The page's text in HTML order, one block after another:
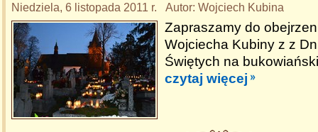
Niedziela, 6 listopada 2011 r. Autor: Wojciech Kubina
Zapraszamy do
Wojciecha Kubiny z z
Świętych na
czytaj więcej